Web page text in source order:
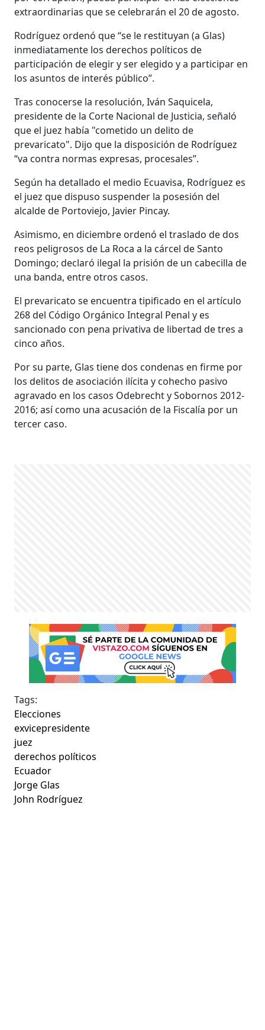
extraordinarias que se celebrarán el 20 de agosto.
Rodríguez ordenó que “se le restituyan (a Glas)
inmediatamente los derechos políticos de
participación de elegir y ser elegido y a participar en
los asuntos de interés público”.
Tras conocerse la resolución, Iván Saquicela,
presidente de la Corte Nacional de Justicia, señaló
que el juez había "cometido un delito de
prevaricato". Dijo que la disposición de Rodríguez
“va contra normas expresas, procesales”.
Según ha detallado el medio Ecuavisa, Rodríguez es
el juez que dispuso suspender la posesión del
alcalde de Portoviejo, Javier Pincay.
Asimismo, en diciembre ordenó el traslado de dos
reos peligrosos de La Roca a la cárcel de Santo
Domingo; declaró ilegal la prisión de un cabecilla de
una banda, entre otros casos.
El prevaricato se encuentra tipificado en el artículo
268 del Código Orgánico Integral Penal y es
sancionado con pena privativa de libertad de tres a
cinco años.
Por su parte, Glas tiene dos condenas en firme por
los delitos de asociación ilícita y cohecho pasivo
agravado en los casos Odebrecht y Sobornos 2012-
2016; así como una acusación de la Fiscalía por un
tercer caso.
Tags:
Elecciones
exvicepresidente
juez
derechos políticos
Ecuador
Jorge Glas
John Rodríguez